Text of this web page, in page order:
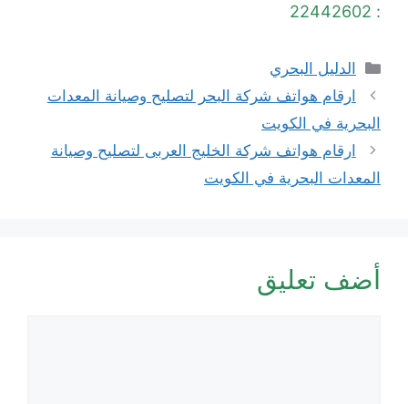
: 22442602
التصنيفات
الدليل البحري
ارقام هواتف شركة البحر لتصليح وصيانة المعدات
البحرية في الكويت
ارقام هواتف شركة الخليج العربى لتصليح وصيانة
المعدات البحرية في الكويت
أضف تعليق